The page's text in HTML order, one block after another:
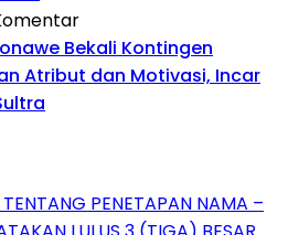
Bekali Kontingen
Atribut dan Motivasi, Incar